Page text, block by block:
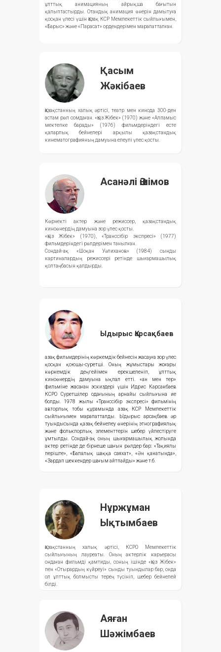
ұлттық анимацияның айрықша бағытын
қалыптастырды. Отандық анимация өнерін дамытуға
қосқан үлесі үшін Қазақ КСР Мемлекеттік сыйлығымен,
«Барыс» және «Парасат» ордендерімен марапатталған.
Қасым
Жәкібаев
Қазақстанның халық әртісі, театр мен кинода 300-ден
астам рөл сомдаған. «Қыз Жібек» (1970) және «Алпамыс
мектепке барады» (1976) фильмдеріндегі есте
қаларлық бейнелері арқылы қазақстандық
кинематографияның дамуына елеулі үлес қосты.
Асанәлі Әшімов
Көрнекті актер және режиссер, қазақстандық
киноөнердің дамуына зор үлес қосты.
«Қыз Жібек» (1970), «Транссібір экспресі» (1977)
фильмдеріндегі рөлдерімен танылған.
Сондай-ақ «Шоқан Уәлиханов» (1984) сынды
картиналардың режиссері ретінде шығармашылық
қолтаңбасын қалдырды.
Ыдырыс Қарсақбаев
Қазақ фильмдерінің көркемдік бейнесін жасауға зор үлес
қосқан қоюшы-суретші. Оның жұмыстары жоғары
көркемдік деңгейімен ерекшеленіп, ұлттық
киноөнердің дамуына ықпал етті. «Қан мен тер»
фильміне жасаған эскиздері үшін Идрис Карсакбаев
КСРО Суретшілер одағының арнайы сыйлығына ие
болды. 1978 жылы «Транссібір экспресі» фильмінің
авторлық тобы құрамында Қазақ КСР Мемлекеттік
сыйлығымен марапатталды. Ыдырыс Қарсақбаев әр
туындысында қазақ бейнелеу өнерінің этнографиялық
және фольклорлық элементтерін шебер үйлестіруге
ұмтылды. Сондай-ақ оның шығармашылық жолында
актер ретінде де бірнеше шағын рөлдер бар: «Тақиялы
періште», «Балалық шаққа саяхат», «Ән қанатында»,
«Зардап шеккендер шағым айтпайды» және т.б.
Нұржұман
Ықтымбаев
Қазақстанның халық әртісі, КСРО Мемлекеттік
сыйлығының лауреаты. Оның актерлік карьерасы
ондаған фильмді қамтиды, соның ішінде «Қыз Жібек»
пен «Отырардың күйреуі» сынды туындылар бар, онда
ол ұлттық болмысты терең түсініп, шебер бейнелей
білді.
Аяған
Шәжімбаев